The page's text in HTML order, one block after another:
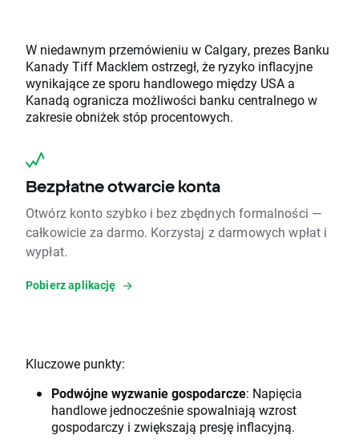
W niedawnym przemówieniu w Calgary, prezes Banku
Kanady Tiff Macklem ostrzegł, że ryzyko inflacyjne
wynikające ze sporu handlowego między USA a
Kanadą ogranicza możliwości banku centralnego w
zakresie obniżek stóp procentowych.
Bezpłatne otwarcie konta
Otwórz konto szybko i bez zbędnych formalności —
całkowicie za darmo. Korzystaj z darmowych wpłat i
wypłat.
Pobierz aplikację
Kluczowe punkty:
Podwójne wyzwanie gospodarcze: Napięcia
handlowe jednocześnie spowalniają wzrost
gospodarczy i zwiększają presję inflacyjną.